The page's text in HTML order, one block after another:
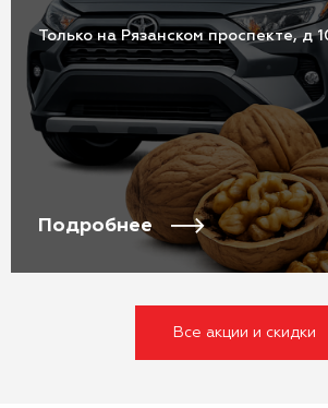
Только на Рязанском проспекте, д
Подробнее
Все акции и скидки